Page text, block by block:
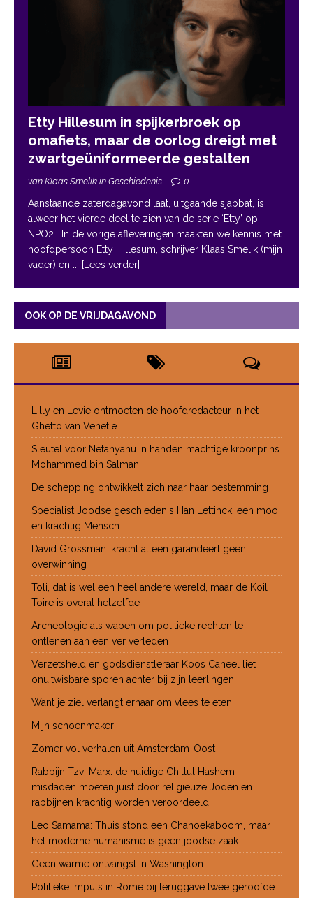
Etty Hillesum in spijkerbroek op
omafiets, maar de oorlog dreigt met
zwartgeüniformeerde gestalten
van Klaas Smelik in Geschiedenis 0
Aanstaande zaterdagavond laat, uitgaande sjabbat, is
alweer het vierde deel te zien van de serie ‘Etty’ op
NPO2. In de vorige afleveringen maakten we kennis met
hoofdpersoon Etty Hillesum, schrijver Klaas Smelik (mijn
vader) en ... [Lees verder]
OOK OP DE VRIJDAGAVOND
Lilly en Levie ontmoeten de hoofdredacteur in het
Ghetto van Venetië
Sleutel voor Netanyahu in handen machtige kroonprins
Mohammed bin Salman
De schepping ontwikkelt zich naar haar bestemming
Specialist Joodse geschiedenis Han Lettinck, een mooi
en krachtig Mensch
David Grossman: kracht alleen garandeert geen
overwinning
Toli, dat is wel een heel andere wereld, maar de Koil
Toire is overal hetzelfde
Archeologie als wapen om politieke rechten te
ontlenen aan een ver verleden
Verzetsheld en godsdienstleraar Koos Caneel liet
onuitwisbare sporen achter bij zijn leerlingen
Want je ziel verlangt ernaar om vlees te eten
Mijn schoenmaker
Zomer vol verhalen uit Amsterdam-Oost
Rabbijn Tzvi Marx: de huidige Chillul Hashem-
misdaden moeten juist door religieuze Joden en
rabbijnen krachtig worden veroordeeld
Leo Samama: Thuis stond een Chanoekaboom, maar
het moderne humanisme is geen joodse zaak
Geen warme ontvangst in Washington
Politieke impuls in Rome bij teruggave twee geroofde